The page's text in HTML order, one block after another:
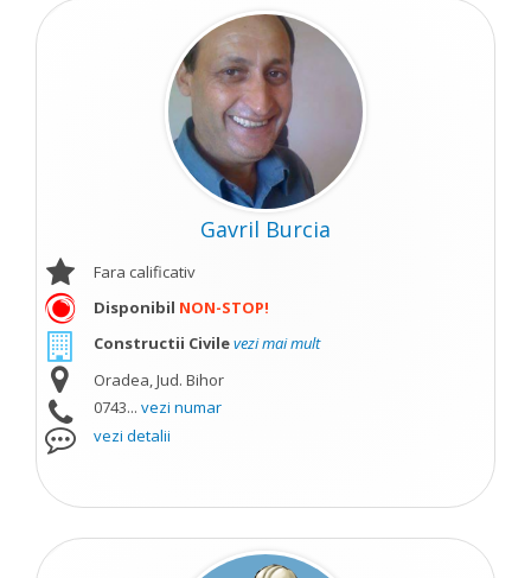
Gavril Burcia
Fara calificativ
Disponibil NON-STOP!
Constructii Civilevezi mai mult
Oradea, Jud. Bihor
0743... vezi numar
vezi detalii